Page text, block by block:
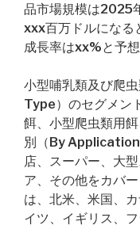
品市場規模は2025
xxx百万ドルになる
成長率はxx%と予想
小型哺乳類及び爬
Type）のセグメン
餌、小型爬虫類用
別（By Application
店、スーパー、大
ア、その他をカバ
は、北米、米国、
イツ、イギリス、